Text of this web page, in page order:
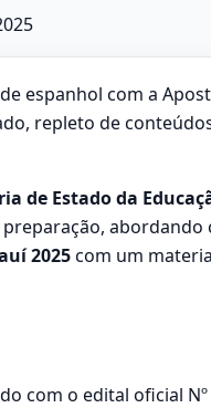
espanhol com a
repleto de
de Estado da
2025com um
com o edital oficial Nº